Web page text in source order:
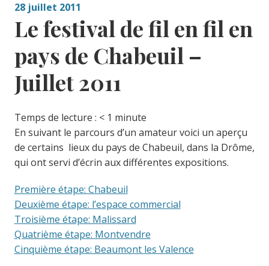
28 juillet 2011
Le festival de fil en fil en
pays de Chabeuil –
Juillet 2011
Temps de lecture : < 1 minute
En suivant le parcours d’un amateur voici un aperçu
de certains lieux du pays de Chabeuil, dans la Drôme,
qui ont servi d’écrin aux différentes expositions.
Première étape: Chabeuil
Deuxième étape: l’espace commercial
Troisième étape: Malissard
Quatrième étape: Montvendre
Cinquième étape: Beaumont les Valence